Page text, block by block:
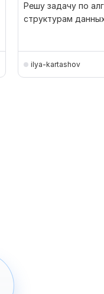
Решу задачу по
структурам
ilya-kartashov